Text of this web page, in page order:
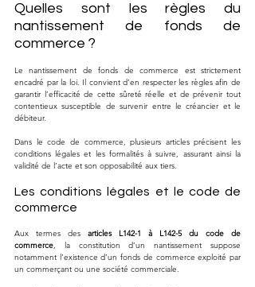
Quelles sont les règles du
nantissement de fonds de
commerce ?
Le nantissement de fonds de commerce est strictement
encadré par la loi. Il convient d’en respecter les règles afin de
garantir l’efficacité de cette sûreté réelle et de prévenir tout
contentieux susceptible de survenir entre le créancier et le
débiteur.
Dans le code de commerce, plusieurs articles précisent les
conditions légales et les formalités à suivre, assurant ainsi la
validité de l’acte et son opposabilité aux tiers.
Les conditions légales et le code de
commerce
Aux termes des articles L142-1 à L142-5 du code de
commerce, la constitution d’un nantissement suppose
notamment l’existence d’un fonds de commerce exploité par
un commerçant ou une société commerciale.